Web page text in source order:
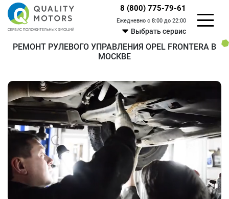
8 (800) 775-79-61
Ежедневно с 8:00 до 22:00
Выбрать сервис
РЕМОНТ РУЛЕВОГО УПРАВЛЕНИЯ OPEL FRONTERA В
МОСКВЕ